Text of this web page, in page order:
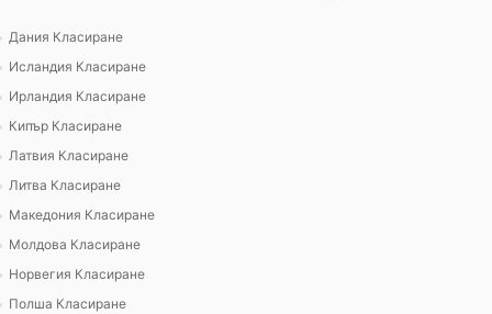
Дания Класиране
Исландия Класиране
Ирландия Класиране
Кипър Класиране
Латвия Класиране
Литва Класиране
Македония Класиране
Молдова Класиране
Норвегия Класиране
Полша Класиране